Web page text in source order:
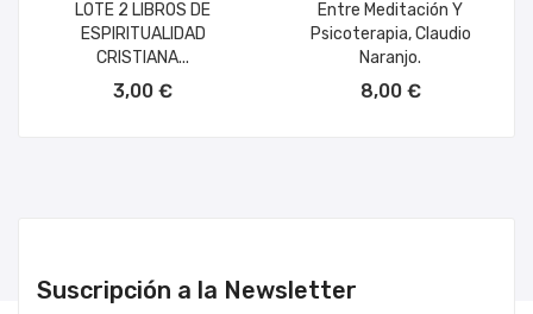
LOTE 2 LIBROS DE
ESPIRITUALIDAD
CRISTIANA...
3,00 €
Entre Meditación Y
Psicoterapia, Claudio
Naranjo.
8,00 €
Suscripción a la Newsletter